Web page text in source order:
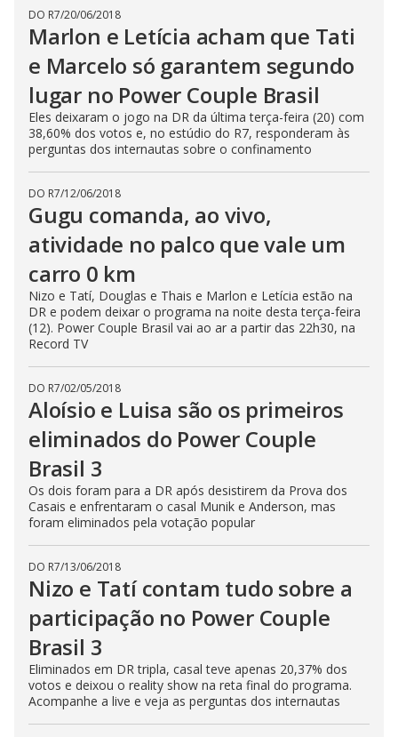
DO R7/20/06/2018
Marlon e Letícia acham que Tati
e Marcelo só garantem segundo
lugar no Power Couple Brasil
Eles deixaram o jogo na DR da última terça-feira (20) com
38,60% dos votos e, no estúdio do R7, responderam às
perguntas dos internautas sobre o confinamento
DO R7/12/06/2018
Gugu comanda, ao vivo,
atividade no palco que vale um
carro 0 km
Nizo e Tatí, Douglas e Thais e Marlon e Letícia estão na
DR e podem deixar o programa na noite desta terça-feira
(12). Power Couple Brasil vai ao ar a partir das 22h30, na
Record TV
DO R7/02/05/2018
Aloísio e Luisa são os primeiros
eliminados do Power Couple
Brasil 3
Os dois foram para a DR após desistirem da Prova dos
Casais e enfrentaram o casal Munik e Anderson, mas
foram eliminados pela votação popular
DO R7/13/06/2018
Nizo e Tatí contam tudo sobre a
participação no Power Couple
Brasil 3
Eliminados em DR tripla, casal teve apenas 20,37% dos
votos e deixou o reality show na reta final do programa.
Acompanhe a live e veja as perguntas dos internautas